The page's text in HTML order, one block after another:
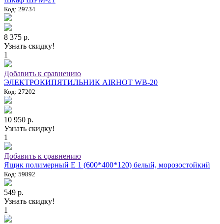
Код: 29734
8 375 р.
Узнать скидку!
1
Добавить к сравнению
ЭЛЕКТРОКИПЯТИЛЬНИК AIRHOT WB-20
Код: 27202
10 950 р.
Узнать скидку!
1
Добавить к сравнению
Ящик полимерный E 1 (600*400*120) белый, морозостойкий
Код: 59892
549 р.
Узнать скидку!
1